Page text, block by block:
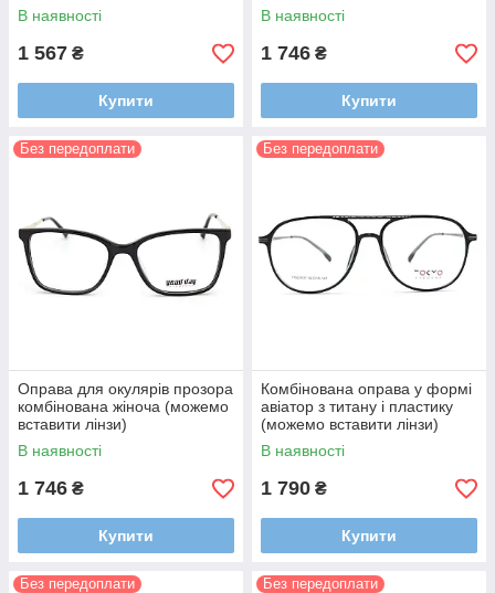
В наявності
1 567 ₴
Купити
В наявності
1 746 ₴
Купити
Без передоплати
Оправа для окулярів прозора
комбінована жіноча (можемо
вставити лінзи)
В наявності
1 746 ₴
Купити
Без передоплати
Комбінована оправа у формі
авіатор з титану і пластику
(можемо вставити лінзи)
В наявності
1 790 ₴
Купити
Без передоплати Без передоплати